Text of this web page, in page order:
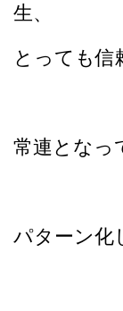
生、
とっても信
常連となっ
パターン化